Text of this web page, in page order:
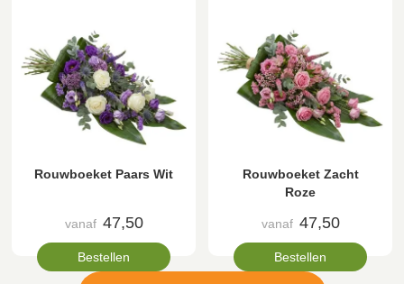
Rouwboeket Paars Wit
vanaf 47,50
Bestellen
Rouwboeket Zacht
Roze
vanaf 47,50
Bestellen